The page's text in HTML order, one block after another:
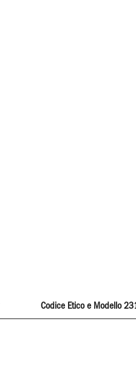
Codice Etico e Modello